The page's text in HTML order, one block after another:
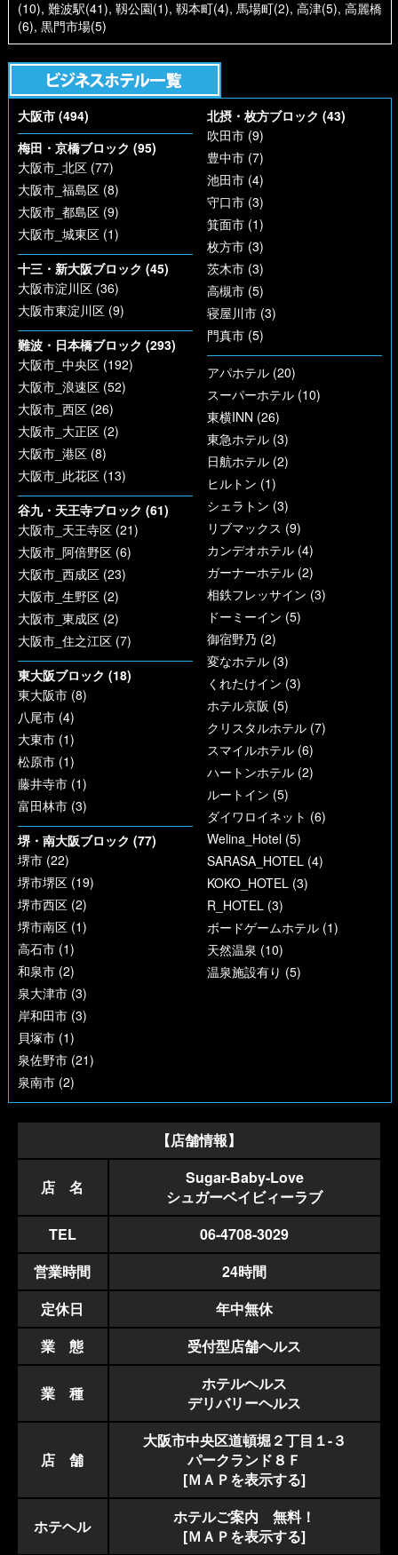
(10), 難波駅(41), 靱公園(1), 靱本町(4), 馬場町(2), 高津(5), 高麗橋
(6), 黒門市場(5)
大阪市 (494)
梅田・京橋ブロック (95)
大阪市_北区 (77)
大阪市_福島区 (8)
大阪市_都島区 (9)
大阪市_城東区 (1)
十三・新大阪ブロック (45)
大阪市淀川区 (36)
大阪市東淀川区 (9)
難波・日本橋ブロック (293)
大阪市_中央区 (192)
大阪市_浪速区 (52)
大阪市_西区 (26)
大阪市_大正区 (2)
大阪市_港区 (8)
大阪市_此花区 (13)
谷九・天王寺ブロック (61)
大阪市_天王寺区 (21)
大阪市_阿倍野区 (6)
大阪市_西成区 (23)
大阪市_生野区 (2)
大阪市_東成区 (2)
大阪市_住之江区 (7)
東大阪ブロック (18)
東大阪市 (8)
八尾市 (4)
大東市 (1)
松原市 (1)
藤井寺市 (1)
富田林市 (3)
堺・南大阪ブロック (77)
堺市 (22)
堺市堺区 (19)
堺市西区 (2)
堺市南区 (1)
高石市 (1)
和泉市 (2)
泉大津市 (3)
岸和田市 (3)
貝塚市 (1)
泉佐野市 (21)
泉南市 (2)
北摂・枚方ブロック (43)
吹田市 (9)
豊中市 (7)
池田市 (4)
守口市 (3)
箕面市 (1)
枚方市 (3)
茨木市 (3)
高槻市 (5)
寝屋川市 (3)
門真市 (5)
アパホテル (20)
スーパーホテル (10)
東横INN (26)
東急ホテル (3)
日航ホテル (2)
ヒルトン (1)
シェラトン (3)
リブマックス (9)
カンデオホテル (4)
ガーナーホテル (2)
相鉄フレッサイン (3)
ドーミーイン (5)
御宿野乃 (2)
変なホテル (3)
くれたけイン (3)
ホテル京阪 (5)
クリスタルホテル (7)
スマイルホテル (6)
ハートンホテル (2)
ルートイン (5)
ダイワロイネット (6)
Welina_Hotel (5)
SARASA_HOTEL (4)
KOKO_HOTEL (3)
R_HOTEL (3)
ボードゲームホテル (1)
天然温泉 (10)
温泉施設有り (5)
【店舗情報】
店 名
Sugar-Baby-Love
シュガーベイビィーラブ
TEL
06-4708-3029
営業時間
24時間
定休日
年中無休
業 態
受付型店舗ヘルス
業 種
ホテルヘルス
デリバリーヘルス
店 舗
大阪市中央区道頓堀２丁目１-３
パークランド８Ｆ
[ＭＡＰを表示する]
ホテヘル
ホテルご案内 無料！
[ＭＡＰを表示する]